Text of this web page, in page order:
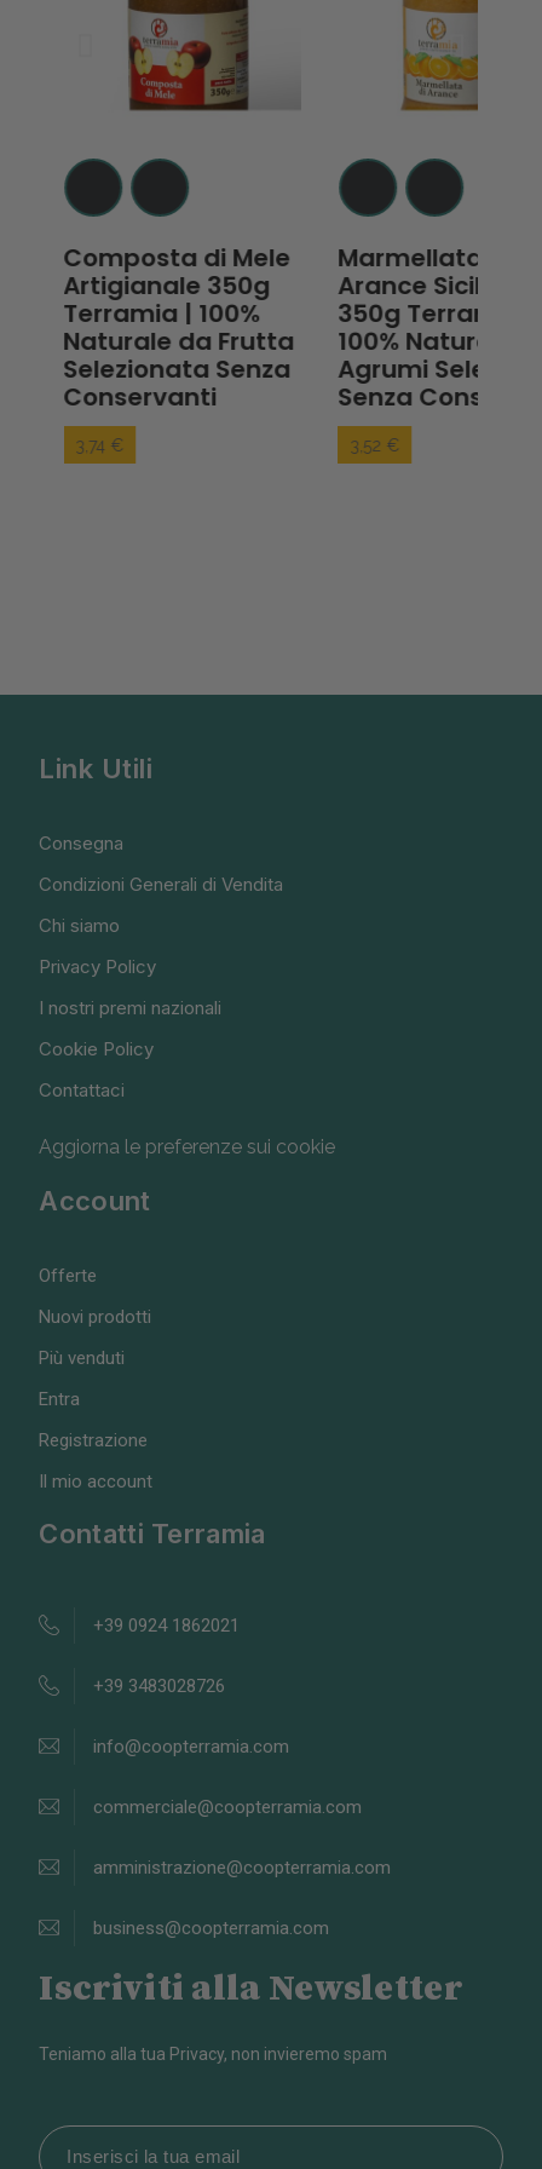
Composta di Mele
Artigianale 350g
Terramia | 100%
Naturale da Frutta
Selezionata Senza
Conservanti
3,74 €
Marmellata di
Arance Siciliane
350g Terramia |
100% Naturale
Agrumi
Senza
3,52 €
Link Utili
Consegna
Condizioni Generali di Vendita
Chi siamo
Privacy Policy
I nostri premi nazionali
Cookie Policy
Contattaci
Aggiorna le preferenze sui cookie
Account
Offerte
Nuovi prodotti
Più venduti
Entra
Registrazione
Il mio account
Contatti Terramia
+39 0924 1862021
+39 3483028726
info@coopterramia.com
commerciale@coopterramia.com
amministrazione@coopterramia.com
business@coopterramia.com
Iscriviti alla Newsletter
Teniamo alla tua Privacy, non invieremo spam